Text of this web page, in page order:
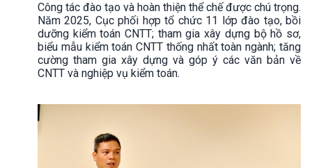
Công tác đào tạo và hoàn thiện thể chế được chú trọng.
Năm 2025, Cục phối hợp tổ chức 11 lớp đào tạo, bồi
dưỡng kiểm toán CNTT; tham gia xây dựng bộ hồ sơ,
biểu mẫu kiểm toán CNTT thống nhất toàn ngành; tăng
cường tham gia xây dựng và góp ý các văn bản về
CNTT và nghiệp vụ kiểm toán.